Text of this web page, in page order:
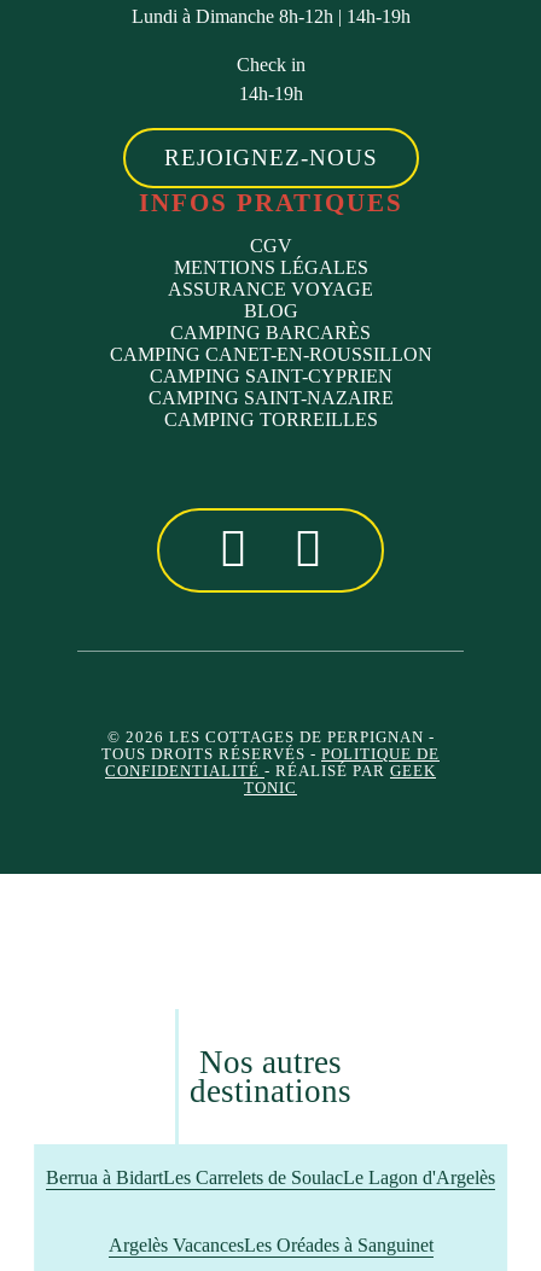
Lundi à Dimanche 8h-12h | 14h-19h
Check in
14h-19h
REJOIGNEZ-NOUS
INFOS PRATIQUES
CGV
MENTIONS LÉGALES
ASSURANCE VOYAGE
BLOG
CAMPING BARCARÈS
CAMPING CANET-EN-ROUSSILLON
CAMPING SAINT-CYPRIEN
CAMPING SAINT-NAZAIRE
CAMPING TORREILLES
© 2026 LES COTTAGES DE PERPIGNAN -
TOUS DROITS RÉSERVÉS - POLITIQUE DE
CONFIDENTIALITÉ - RÉALISÉ PAR GEEK
TONIC
Nos autres
destinations
Berrua à BidartLes Carrelets de SoulacLe Lagon d'Argelès
Argelès VacancesLes Oréades à Sanguinet